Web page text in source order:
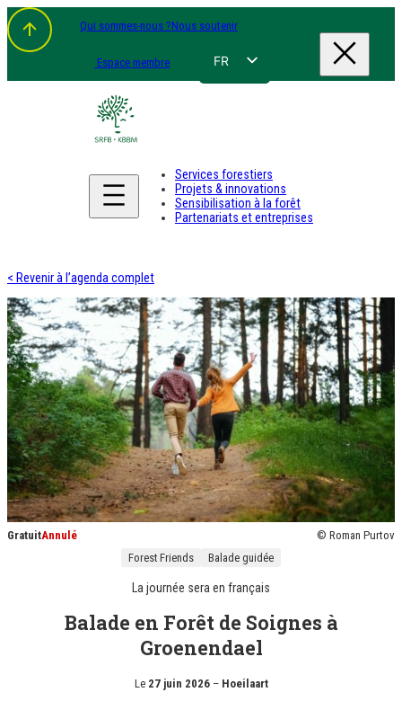
Qui sommes-nous ?Nous soutenir
Espace membre FR
DE
Services forestiers
Projets & innovations
Sensibilisation à la forêt
Partenariats et entreprises
< Revenir à l’agenda complet
GratuitAnnulé
© Roman Purtov
Forest Friends
Balade guidée
La journée sera en français
Balade en Forêt de Soignes à
Groenendael
Le 27 juin 2026– Hoeilaart